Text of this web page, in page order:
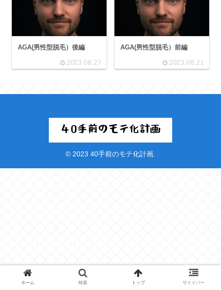
AGA(男性型脱毛）後編
2023.08.27
AGA(男性型脱毛）前編
2023.08.21
© 2023 40手前のモテ化計画.
ホーム 検索 トップ サイドバー